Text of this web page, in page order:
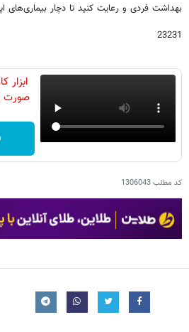
بهداشت فردی و رعایت کنید تا دچار بیماری‌های
23231
ابزار
صورت
کد مطلب1306043